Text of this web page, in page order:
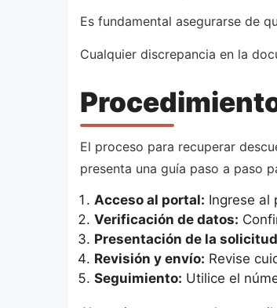
Es fundamental asegurarse de
Cualquier discrepancia en la
El proceso para recuperar
presenta una guía paso a paso
Acceso al portal: Ingrese al
Verificación de datos:
Presentación de la
Revisión y envío: Revise
Seguimiento: Utilice el